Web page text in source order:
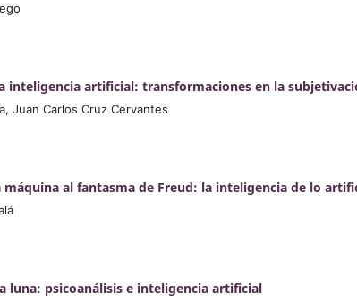
inteligencia artificial: transformaciones en la
Juan Carlos Cruz Cervantes
máquina al fantasma de Freud: la inteligencia de lo
luna: psicoanálisis e inteligencia artificial